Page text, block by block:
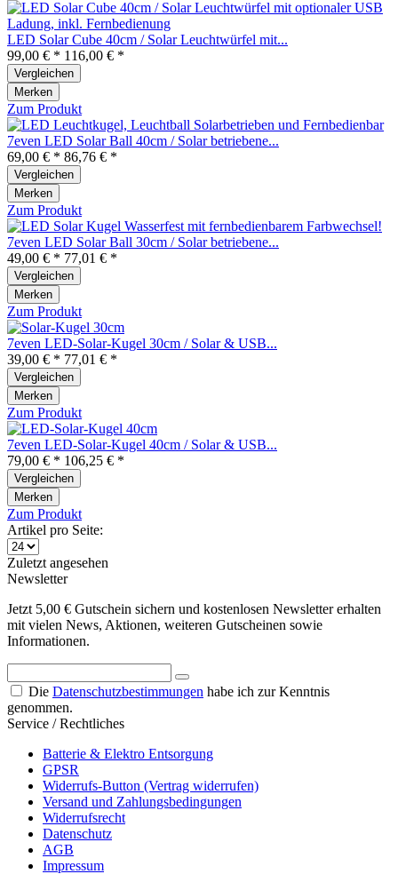
LED Solar Cube 40cm / Solar Leuchtwürfel mit...
99,00 € * 116,00 € *
Vergleichen
Merken
Zum Produkt
7even LED Solar Ball 40cm / Solar betriebene...
69,00 € * 86,76 € *
Vergleichen
Merken
Zum Produkt
7even LED Solar Ball 30cm / Solar betriebene...
49,00 € * 77,01 € *
Vergleichen
Merken
Zum Produkt
7even LED-Solar-Kugel 30cm / Solar & USB...
39,00 € * 77,01 € *
Vergleichen
Merken
Zum Produkt
7even LED-Solar-Kugel 40cm / Solar & USB...
79,00 € * 106,25 € *
Vergleichen
Merken
Zum Produkt
Artikel pro Seite:
Zuletzt angesehen
Newsletter
Jetzt 5,00 € Gutschein sichern und kostenlosen Newsletter erhalten
mit vielen News, Aktionen, weiteren Gutscheinen sowie
Informationen.
Die Datenschutzbestimmungen habe ich zur Kenntnis
genommen.
Service / Rechtliches
Batterie & Elektro Entsorgung
GPSR
Widerrufs-Button (Vertrag widerrufen)
Versand und Zahlungsbedingungen
Widerrufsrecht
Datenschutz
AGB
Impressum